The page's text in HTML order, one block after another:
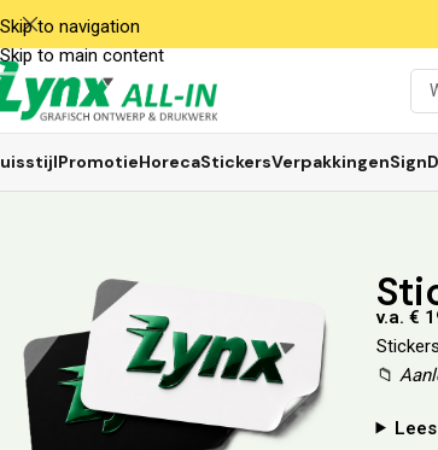
Skip to navigation
Skip to main content
PromotieHorecaStickersVerpakkingenSign
v.a. €
📁